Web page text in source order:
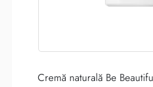
Cremă naturală Be